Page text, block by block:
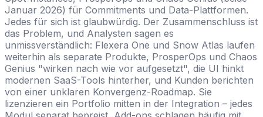
Januar 2026) für Commitments und Data-Plattformen.
Jedes für sich ist glaubwürdig. Der Zusammenschluss ist
das Problem, und Analysten sagen es
unmissverständlich: Flexera One und Snow Atlas laufen
weiterhin als separate Produkte, ProsperOps und Chaos
Genius "wirken nach wie vor aufgesetzt", die UI hinkt
modernen SaaS-Tools hinterher, und Kunden berichten
von einer unklaren Konvergenz-Roadmap. Sie
lizenzieren ein Portfolio mitten in der Integration – jedes